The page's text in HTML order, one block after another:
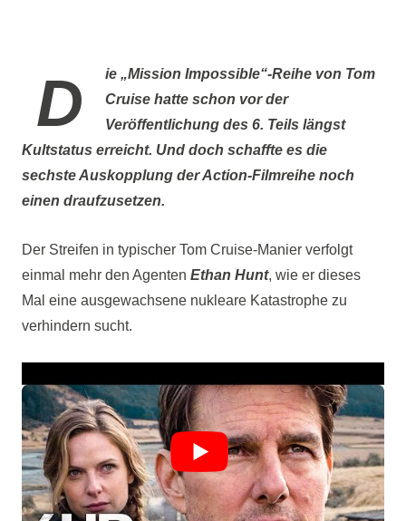
Die „Mission Impossible“-Reihe von Tom
Cruise hatte schon vor der
Veröffentlichung des 6. Teils längst
Kultstatus erreicht. Und doch schaffte es die
sechste Auskopplung der Action-Filmreihe noch
einen draufzusetzen.
Der Streifen in typischer Tom Cruise-Manier verfolgt
einmal mehr den Agenten Ethan Hunt, wie er dieses
Mal eine ausgewachsene nukleare Katastrophe zu
verhindern sucht.